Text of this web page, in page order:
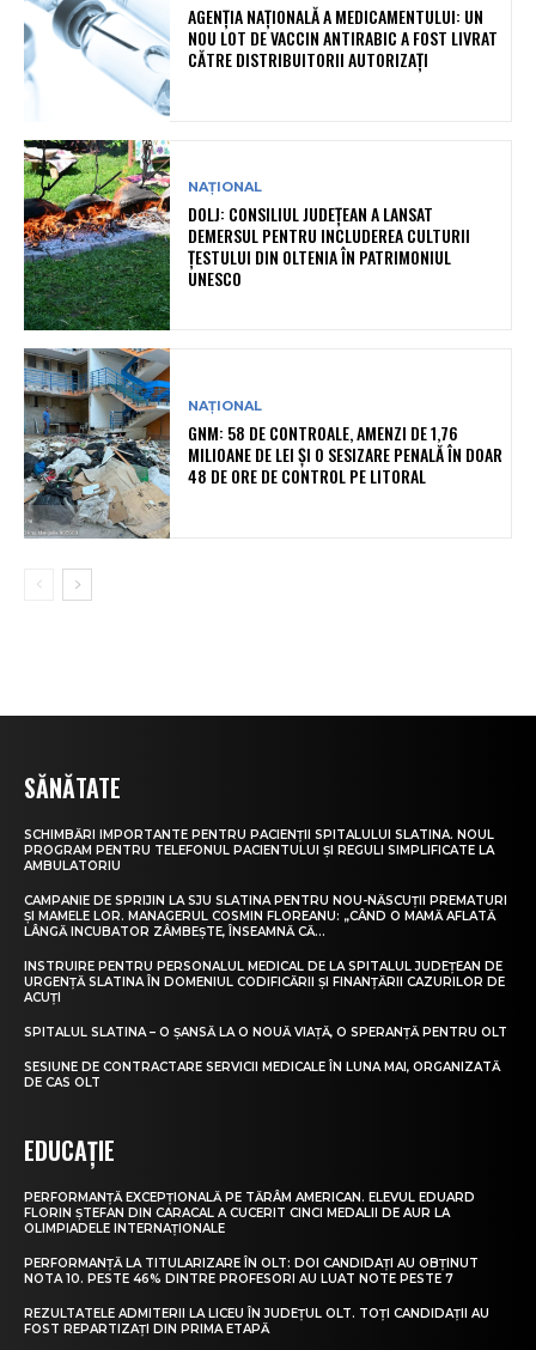
AGENȚIA NAȚIONALĂ A MEDICAMENTULUI: UN
NOU LOT DE VACCIN ANTIRABIC A FOST LIVRAT
CĂTRE DISTRIBUITORII AUTORIZAȚI
NAȚIONAL
DOLJ: CONSILIUL JUDEȚEAN A LANSAT
DEMERSUL PENTRU INCLUDEREA CULTURII
ȚESTULUI DIN OLTENIA ÎN PATRIMONIUL
UNESCO
NAȚIONAL
GNM: 58 DE CONTROALE, AMENZI DE 1,76
MILIOANE DE LEI ȘI O SESIZARE PENALĂ ÎN DOAR
48 DE ORE DE CONTROL PE LITORAL
SĂNĂTATE
SCHIMBĂRI IMPORTANTE PENTRU PACIENȚII SPITALULUI SLATINA. NOUL
PROGRAM PENTRU TELEFONUL PACIENTULUI ȘI REGULI SIMPLIFICATE LA
AMBULATORIU
CAMPANIE DE SPRIJIN LA SJU SLATINA PENTRU NOU-NĂSCUȚII PREMATURI
ȘI MAMELE LOR. MANAGERUL COSMIN FLOREANU: „CÂND O MAMĂ AFLATĂ
LÂNGĂ INCUBATOR ZÂMBEȘTE, ÎNSEAMNĂ CĂ...
INSTRUIRE PENTRU PERSONALUL MEDICAL DE LA SPITALUL JUDEȚEAN DE
URGENȚĂ SLATINA ÎN DOMENIUL CODIFICĂRII ȘI FINANȚĂRII CAZURILOR DE
ACUȚI
SPITALUL SLATINA – O ȘANSĂ LA O NOUĂ VIAȚĂ, O SPERANȚĂ PENTRU OLT
SESIUNE DE CONTRACTARE SERVICII MEDICALE ÎN LUNA MAI, ORGANIZATĂ
DE CAS OLT
EDUCAȚIE
PERFORMANȚĂ EXCEPȚIONALĂ PE TĂRÂM AMERICAN. ELEVUL EDUARD
FLORIN ȘTEFAN DIN CARACAL A CUCERIT CINCI MEDALII DE AUR LA
OLIMPIADELE INTERNAȚIONALE
PERFORMANȚĂ LA TITULARIZARE ÎN OLT: DOI CANDIDAȚI AU OBȚINUT
NOTA 10. PESTE 46% DINTRE PROFESORI AU LUAT NOTE PESTE 7
REZULTATELE ADMITERII LA LICEU ÎN JUDEȚUL OLT. TOȚI CANDIDAȚII AU
FOST REPARTIZAȚI DIN PRIMA ETAPĂ